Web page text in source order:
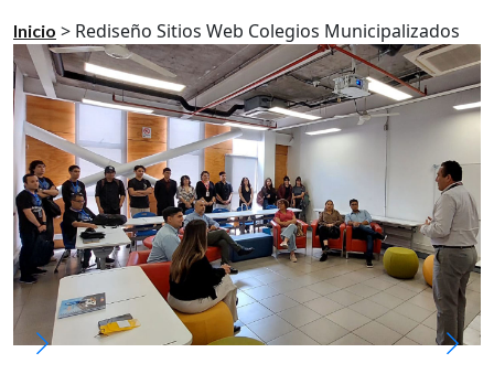
Inicio > Rediseño Sitios Web Colegios Municipalizados